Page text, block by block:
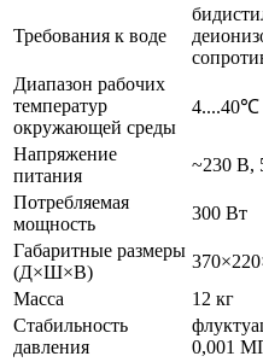
Требования к воде
Диапазон рабочих
температур
окружающей среды
4....40℃
Напряжение
питания
~230 В,
Потребляемая
мощность
300 Вт
Габаритные размеры
(Д×Ш×В)
Масса
12 кг
Стабильность
давления
0,001